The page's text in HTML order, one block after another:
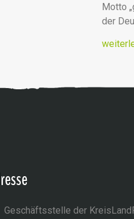
Motto
der
Geschäftsstelle der